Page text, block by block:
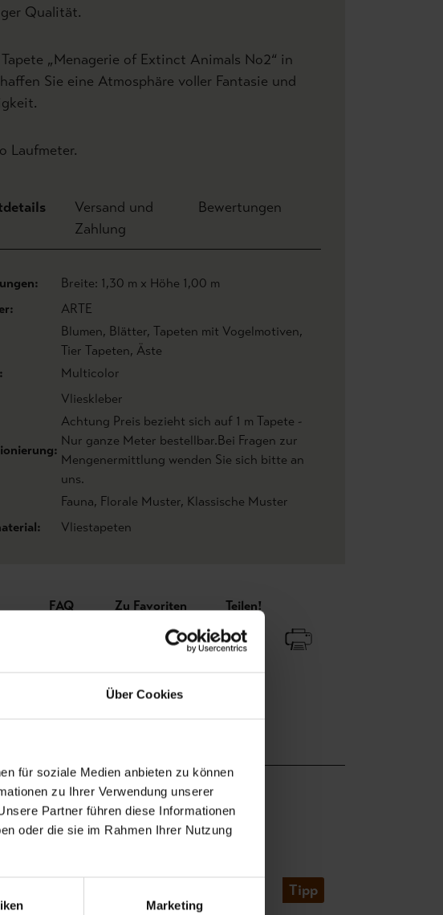
Über Cookies
für soziale Medien anbieten zu können
zu Ihrer Verwendung unserer
Partner führen diese Informationen
oder die sie im Rahmen Ihrer Nutzung
Marketing
Qualität.
„Menagerie of Extinct Animals No2“ in
Sie eine Atmosphäre voller Fantasie und
Laufmeter.
Versand und
Zahlung
Bewertungen
Breite: 1,30 m x Höhe 1,00 m
ARTE
Blumen, Blätter, Tapeten mit Vogelmotiven,
Tier Tapeten, Äste
Multicolor
Vlieskleber
Achtung Preis bezieht sich auf 1 m Tapete -
Nur ganze Meter bestellbar.Bei Fragen zur
Mengenermittlung wenden Sie sich bitte an
uns.
Fauna, Florale Muster, Klassische Muster
Vliestapeten
FAQ Zu Favoriten Teilen!
Tipp